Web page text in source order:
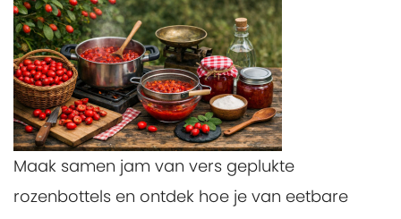
Maak samen jam van vers geplukte
rozenbottels en ontdek hoe je van eetbare